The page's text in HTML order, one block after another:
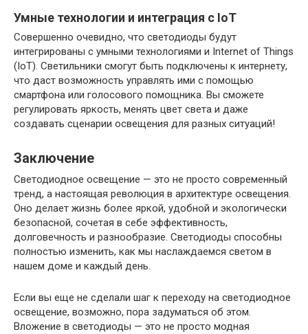
Умные технологии и интеграция с IoT
Совершенно очевидно, что светодиоды будут
интегрированы с умными технологиями и Internet of Things
(IoT). Светильники смогут быть подключены к интернету,
что даст возможность управлять ими с помощью
смартфона или голосового помощника. Вы сможете
регулировать яркость, менять цвет света и даже
создавать сценарии освещения для разных ситуаций!
Заключение
Светодиодное освещение — это не просто современный
тренд, а настоящая революция в архитектуре освещения.
Оно делает жизнь более яркой, удобной и экологически
безопасной, сочетая в себе эффективность,
долговечность и разнообразие. Светодиоды способны
полностью изменить, как мы наслаждаемся светом в
нашем доме и каждый день.
Если вы еще не сделали шаг к переходу на светодиодное
освещение, возможно, пора задуматься об этом.
Вложение в светодиоды — это не просто модная